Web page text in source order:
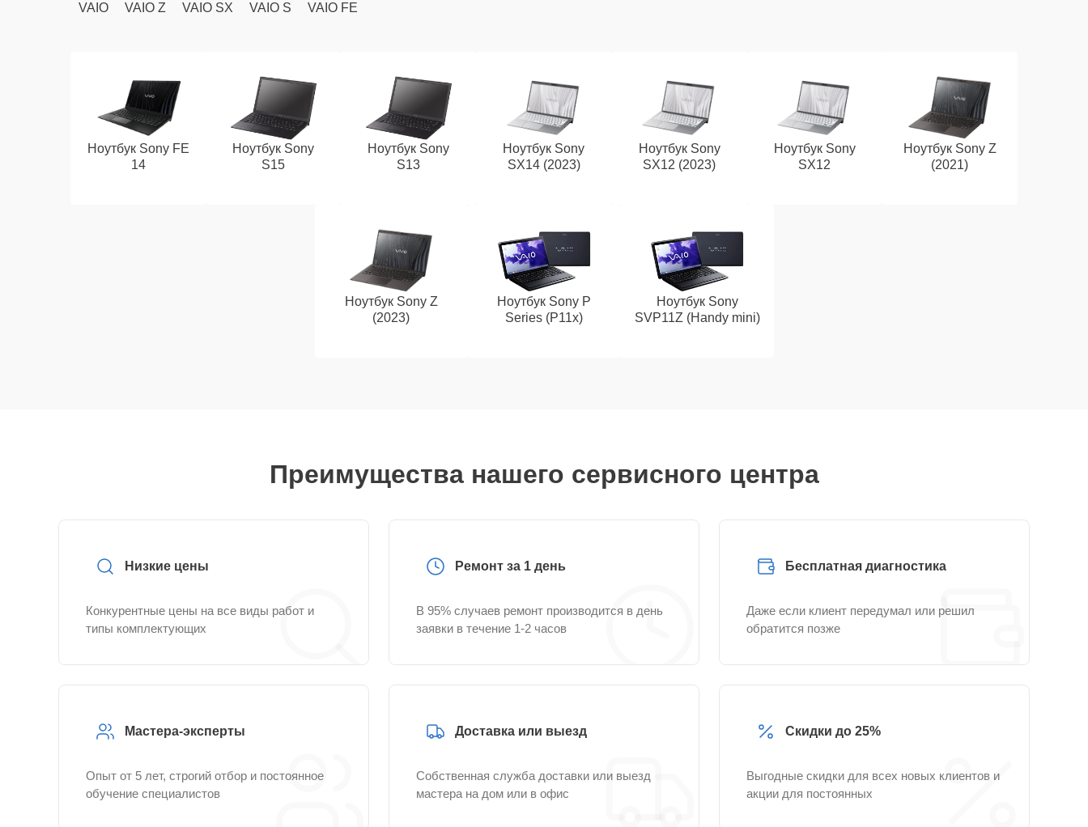
VAIO VAIO Z VAIO SX VAIO S VAIO FE
Ноутбук Sony FE
14
Ноутбук Sony
S15
Ноутбук Sony
S13
Ноутбук Sony
SX14 (2023)
Ноутбук Sony
SX12 (2023)
Ноутбук Sony
SX12
Ноутбук Sony Z
(2021)
Ноутбук Sony Z
(2023)
Ноутбук Sony P
Series (P11x)
Ноутбук Sony
SVP11Z (Handy mini)
Преимущества нашего сервисного центра
Низкие цены
Конкурентные цены на все виды работ и
типы комплектующих
Ремонт за 1 день
В 95% случаев ремонт производится в день
заявки в течение 1-2 часов
Бесплатная диагностика
Даже если клиент передумал или решил
обратится позже
Мастера-эксперты
Опыт от 5 лет, строгий отбор и постоянное
обучение специалистов
Доставка или выезд
Собственная служба доставки или выезд
мастера на дом или в офис
Скидки до 25%
Выгодные скидки для всех новых клиентов и
акции для постоянных